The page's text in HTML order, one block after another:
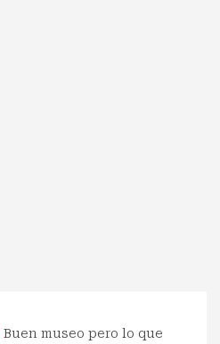
Buen museo pero lo que